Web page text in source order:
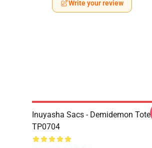
Write your review
Inuyasha Sacs - Demidemon Tote
TP0704